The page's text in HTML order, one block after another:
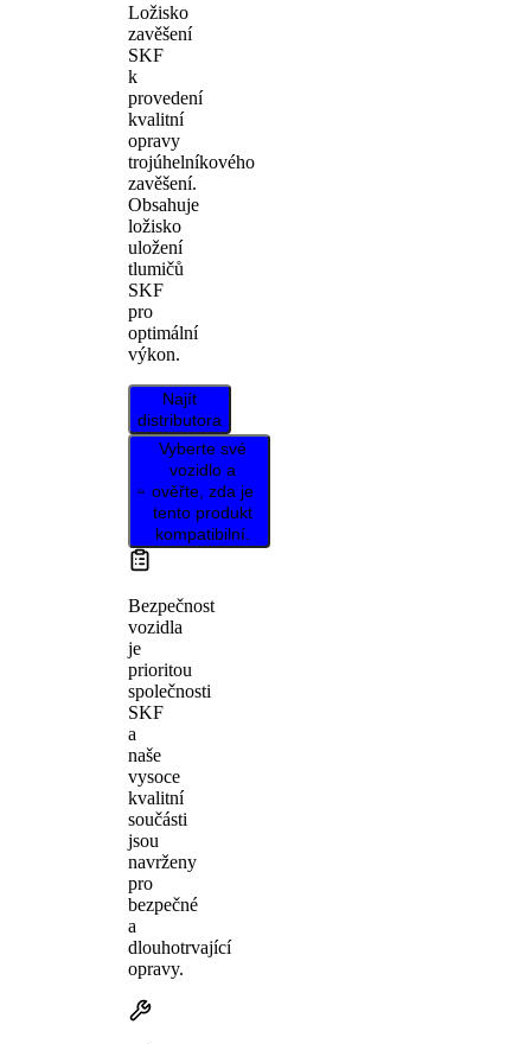
Ložisko
zavěšení
SKF
k
provedení
kvalitní
opravy
trojúhelníkového
zavěšení.
Obsahuje
ložisko
uložení
tlumičů
SKF
pro
optimální
výkon.
Najít
distributora
Vyberte své
vozidlo a
ověřte, zda je
tento produkt
kompatibilní.
Bezpečnost
vozidla
je
prioritou
společnosti
SKF
a
naše
vysoce
kvalitní
součásti
jsou
navrženy
pro
bezpečné
a
dlouhotrvající
opravy.